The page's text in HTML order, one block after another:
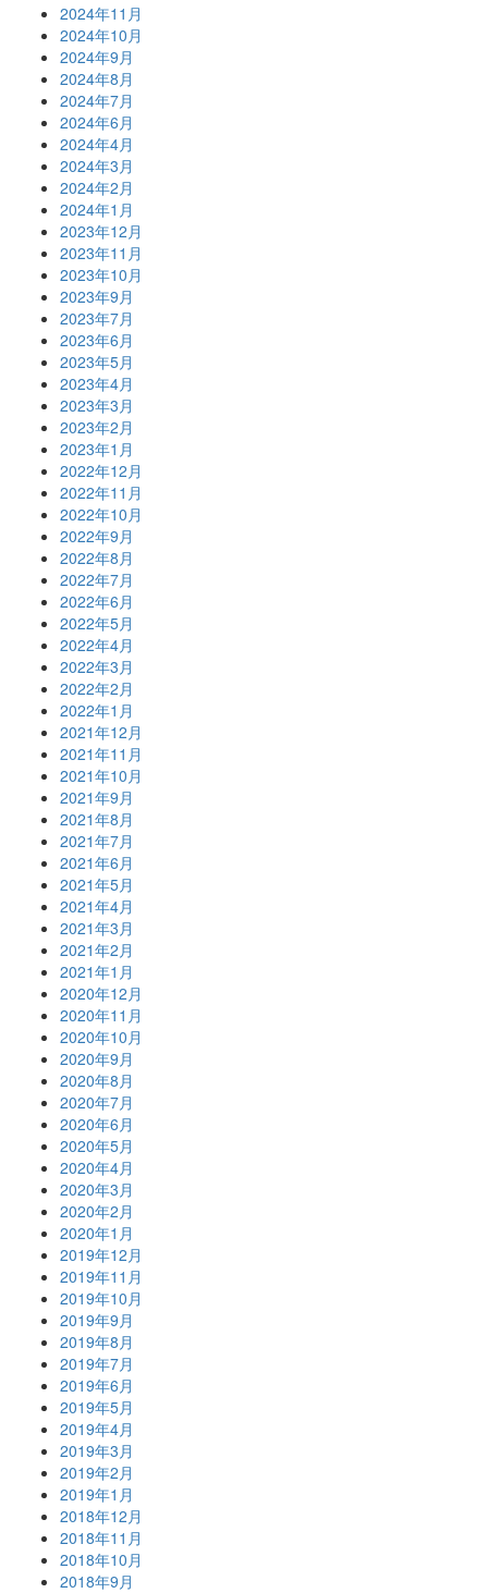
2024年11月
2024年10月
2024年9月
2024年8月
2024年7月
2024年6月
2024年4月
2024年3月
2024年2月
2024年1月
2023年12月
2023年11月
2023年10月
2023年9月
2023年7月
2023年6月
2023年5月
2023年4月
2023年3月
2023年2月
2023年1月
2022年12月
2022年11月
2022年10月
2022年9月
2022年8月
2022年7月
2022年6月
2022年5月
2022年4月
2022年3月
2022年2月
2022年1月
2021年12月
2021年11月
2021年10月
2021年9月
2021年8月
2021年7月
2021年6月
2021年5月
2021年4月
2021年3月
2021年2月
2021年1月
2020年12月
2020年11月
2020年10月
2020年9月
2020年8月
2020年7月
2020年6月
2020年5月
2020年4月
2020年3月
2020年2月
2020年1月
2019年12月
2019年11月
2019年10月
2019年9月
2019年8月
2019年7月
2019年6月
2019年5月
2019年4月
2019年3月
2019年2月
2019年1月
2018年12月
2018年11月
2018年10月
2018年9月